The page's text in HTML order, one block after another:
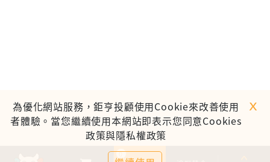
0
為優化網站服務，鉅亨投顧使用Cookie來改善使用
者體驗。當您繼續使用本網站即表示您同意Cookies
政策與隱私權政策
ｘ